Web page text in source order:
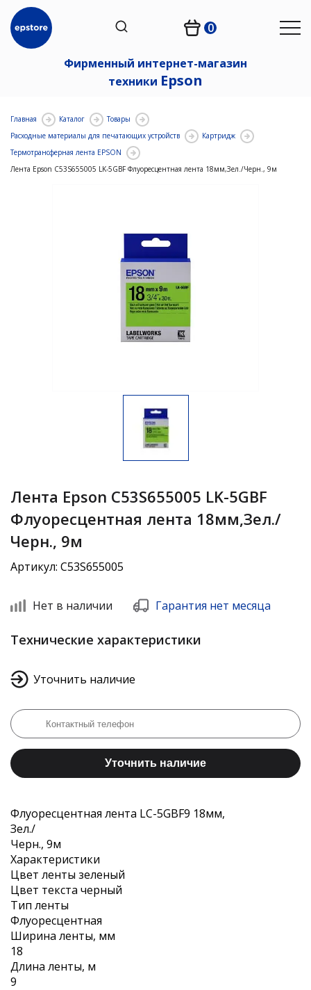
0
Фирменный интернет-магазин
техники Epson
Главная Каталог
Товары
Расходные материалы для печатающих устройств
Картридж
Термотрансферная лента EPSON
Лента Epson C53S655005 LK-5GBF Флуоресцентная лента 18мм,Зел./Черн., 9м
Лента Epson C53S655005 LK-5GBF
Флуоресцентная лента 18мм,Зел./
Черн., 9м
Артикул: C53S655005
Нет в наличии Гарантия нет месяца
Технические характеристики
Уточнить наличие
Уточнить наличие
Флуоресцентная лента LC-5GBF9 18мм,
Зел./
Черн., 9м
Характеристики
Цвет ленты зеленый
Цвет текста черный
Тип ленты
Флуоресцентная
Ширина ленты, мм
18
Длина ленты, м
9